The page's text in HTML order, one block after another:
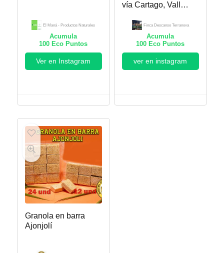
El Maná - Productos Naturales
Acumula
100 Eco Puntos
Ver en Instagram
vía Cartago, Valle –
Descanso
Terranova
Finca Descanso Terranova
Acumula
100 Eco Puntos
ver en instagram
Granola en barra
Ajonjolí